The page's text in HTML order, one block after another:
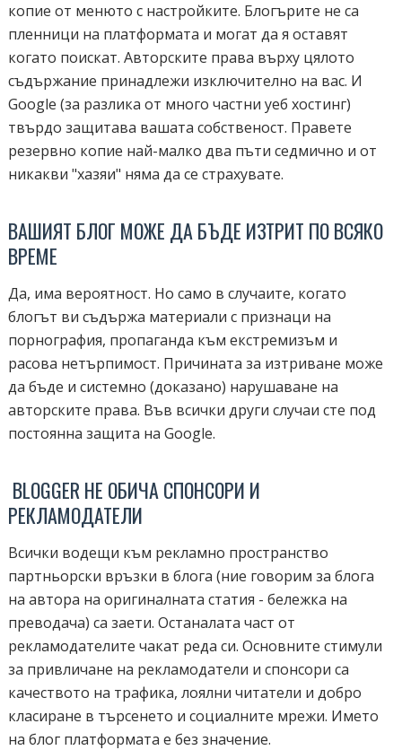
копие от менюто с настройките. Блогърите не са
пленници на платформата и могат да я оставят
когато поискат. Авторските права върху цялото
съдържание принадлежи изключително на вас. И
Google (за разлика от много частни уеб хостинг)
твърдо защитава вашата собственост. Правете
резервно копие най-малко два пъти седмично и от
никакви "хазяи" няма да се страхувате.
ВАШИЯТ БЛОГ МОЖЕ ДА БЪДЕ ИЗТРИТ ПО ВСЯКО
ВРЕМЕ
Да, има вероятност. Но само в случаите, когато
блогът ви съдържа материали с признаци на
порнография, пропаганда към екстремизъм и
расова нетърпимост. Причината за изтриване може
да бъде и системно (доказано) нарушаване на
авторските права. Във всички други случаи сте под
постоянна защита на Google.
BLOGGER НЕ ОБИЧА СПОНСОРИ И
РЕКЛАМОДАТЕЛИ
Всички водещи към рекламно пространство
партньорски връзки в блога (ние говорим за блога
на автора на оригиналната статия - бележка на
преводача) са заети. Останалата част от
рекламодателите чакат реда си. Основните стимули
за привличане на рекламодатели и спонсори са
качеството на трафика, лоялни читатели и добро
класиране в търсенето и социалните мрежи. Името
на блог платформата е без значение.